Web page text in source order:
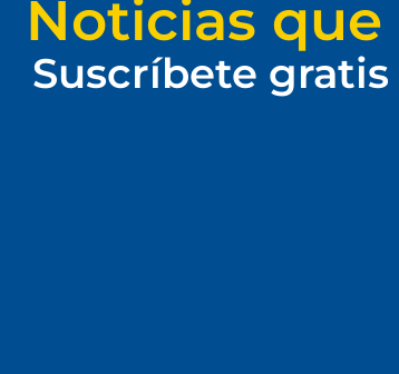
Noticias
Suscríbete